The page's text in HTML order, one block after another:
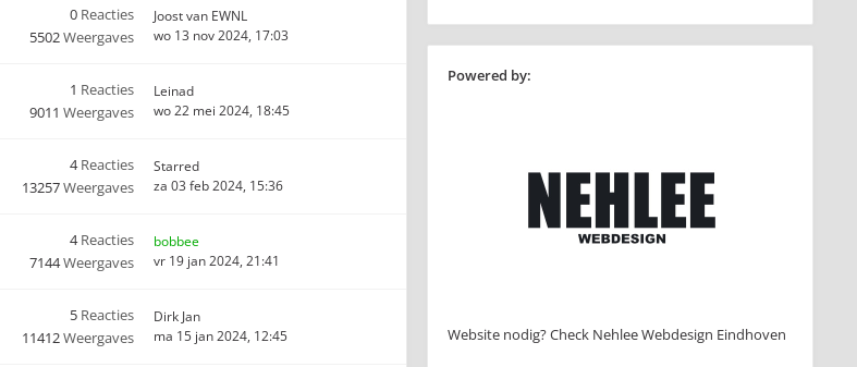
0 Reacties
5502Weergaves
Joost van EWNL
wo 13 nov 2024, 17:03
1 Reacties
9011 Weergaves
Leinad
wo 22 mei 2024, 18:45
4Reacties
13257Weergaves
Starred
za 03 feb 2024, 15:36
4Reacties
7144Weergaves
bobbee
vr 19 jan 2024, 21:41
5 Reacties
11412Weergaves
Dirk Jan
ma 15 jan 2024, 12:45
Powered by:
Website nodig? Check Nehlee Webdesign Eindhoven